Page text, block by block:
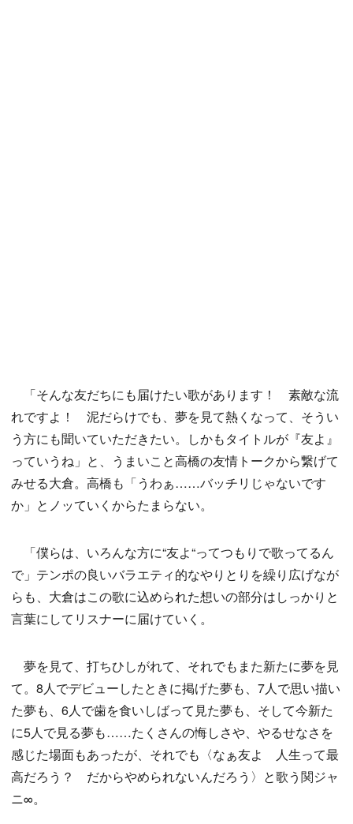
「そんな友だちにも届けたい歌があります！ 素敵な流
れですよ！ 泥だらけでも、夢を見て熱くなって、そうい
う方にも聞いていただきたい。しかもタイトルが『友よ』
っていうね」と、うまいこと高橋の友情トークから繋げて
みせる大倉。高橋も「うわぁ……バッチリじゃないです
か」とノッていくからたまらない。
「僕らは、いろんな方に“友よ“ってつもりで歌ってるん
で」テンポの良いバラエティ的なやりとりを繰り広げなが
らも、大倉はこの歌に込められた想いの部分はしっかりと
言葉にしてリスナーに届けていく。
夢を見て、打ちひしがれて、それでもまた新たに夢を見
て。8人でデビューしたときに掲げた夢も、7人で思い描い
た夢も、6人で歯を食いしばって見た夢も、そして今新た
に5人で見る夢も……たくさんの悔しさや、やるせなさを
感じた場面もあったが、それでも〈なぁ友よ 人生って最
高だろう？ だからやめられないんだろう〉と歌う関ジャ
ニ∞。